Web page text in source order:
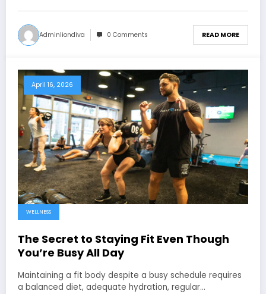
Adminliondiva 0 Comments READ MORE
April 16, 2026
WELLNESS
The Secret to Staying Fit Even Though
You’re Busy All Day
Maintaining a fit body despite a busy schedule requires
a balanced diet, adequate hydration, regular…